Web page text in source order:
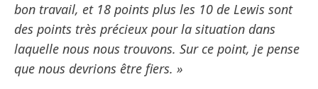
bon travail, et 18 points plus les 10 de Lewis sont
des points très précieux pour la situation dans
laquelle nous nous trouvons. Sur ce point, je pense
que nous devrions être fiers. »